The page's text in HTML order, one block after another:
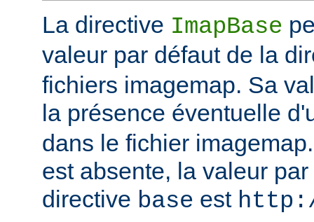
La directive ImapBase
valeur par défaut de la
fichiers imagemap. Sa
la présence éventuelle
dans le fichier
est absente, la valeur
directive base est